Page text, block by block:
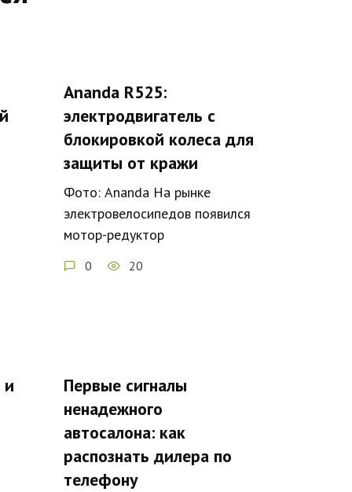
Ananda R525:
электродвигатель с
блокировкой колеса для
защиты от кражи
Фото: Ananda На рынке
электровелосипедов появился
мотор-редуктор
0 20
и
Первые сигналы
ненадежного
автосалона: как
распознать дилера по
телефону